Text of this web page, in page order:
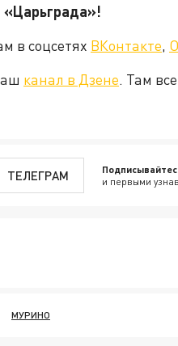
«Царьграда»!
в соцсетях ВКонтакте,
канал в Дзене. Там
ТЕЛЕГРАМ и первыми
МУРИНО